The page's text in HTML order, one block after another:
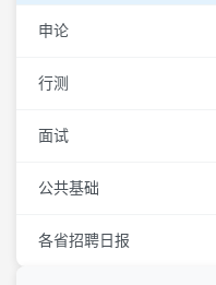
申论
行测
面试
公共基础
各省招聘日报